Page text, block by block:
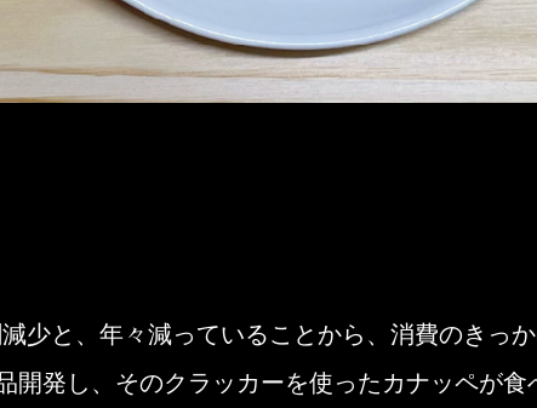
少と、年々減っていることから、消費のきっ
発し、そのクラッカーを使ったカナッペが